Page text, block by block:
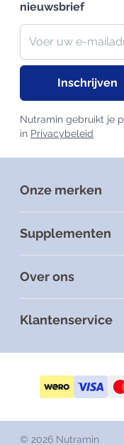
nieuwsbrief
Nieuwsbrief
E-mailadres
Inschrijven
Nutramin gebruikt je
in Privacybeleid
Onze merken
Supplementen
Over ons
Klantenservice
© 2026 Nutramin